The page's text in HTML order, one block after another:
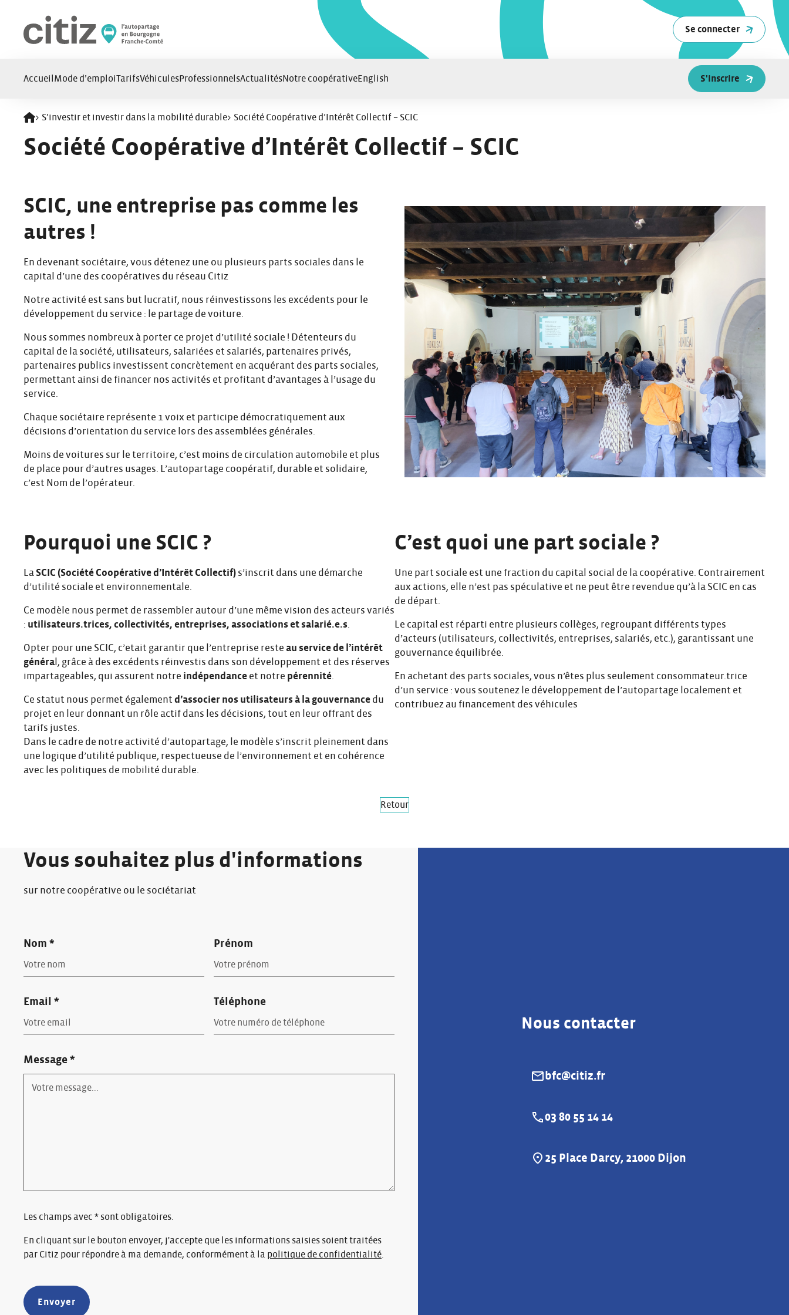
Se connecter
Accueil Mode d’emploiTarifsVéhiculesProfessionnelsActualitésNotre coopérativeEnglish S'inscrire
Retour à l'accueil
> S’investir et investir dans la mobilité durable​> Société Coopérative d’Intérêt Collectif – SCIC
Société Coopérative d’Intérêt Collectif – SCIC
SCIC, une entreprise pas comme les
autres !​
En devenant sociétaire, vous détenez une ou plusieurs parts sociales dans le
capital d’une des coopératives du réseau Citiz
Notre activité est sans but lucratif, nous réinvestissons les excédents pour le
développement du service : le partage de voiture.
Nous sommes nombreux à porter ce projet d’utilité sociale ! Détenteurs du
capital de la société, utilisateurs, salariées et salariés, partenaires privés,
partenaires publics investissent concrètement en acquérant des parts sociales,
permettant ainsi de financer nos activités et profitant d’avantages à l’usage du
service.
Chaque sociétaire représente 1 voix et participe démocratiquement aux
décisions d’orientation du service lors des assemblées générales.
Moins de voitures sur le territoire, c’est moins de circulation automobile et plus
de place pour d’autres usages. L’autopartage coopératif, durable et solidaire,
c’est Nom de l’opérateur.
Pourquoi une SCIC ?
La SCIC (Société Coopérative d’Intérêt Collectif) s’inscrit dans une démarche
d’utilité sociale et environnementale.
Ce modèle nous permet de rassembler autour d’une même vision des acteurs variés
: utilisateurs.trices, collectivités, entreprises, associations et salarié.e.s
Opter pour une SCIC, c’etait garantir que l’entreprise reste au service de l’intérêt
général, grâce à des excédents réinvestis dans son développement et des réserves
impartageables, qui assurent notre indépendance et notre pérennité
Ce statut nous permet également d’associer nos utilisateurs à la gouvernance du
projet en leur donnant un rôle actif dans les décisions, tout en leur offrant des
tarifs justes.
Dans le cadre de notre activité d’autopartage, le modèle s’inscrit pleinement dans
une logique d’utilité publique, respectueuse de l’environnement et en cohérence
avec les politiques de mobilité durable.
C’est quoi une part sociale ?
Une part sociale est une fraction du capital social de la coopérative. Contrairement
aux actions, elle n’est pas spéculative et ne peut être revendue qu’à la SCIC en cas
de départ.
Le capital est réparti entre plusieurs collèges, regroupant différents types
d’acteurs (utilisateurs, collectivités, entreprises, salariés, etc.), garantissant une
gouvernance équilibrée.
En achetant des parts sociales, vous n’êtes plus seulement consommateur.trice
d’un service : vous soutenez le développement de l’autopartage localement et
contribuez au financement des véhicules
Retour
Vous souhaitez plus d'informations
sur notre coopérative ou le sociétariat
Nom * Prénom
Email * Téléphone
Message *
Les champs avec * sont obligatoires.
En cliquant sur le bouton envoyer, j'accepte que les informations saisies soient traitées
par Citiz pour répondre à ma demande, conformément à la politique de confidentialité
Nous contacter
E-mail :
bfc@citiz.fr
Téléphone :
03 80 55 14 14
Adresse :
25 Place Darcy, 21000 Dijon